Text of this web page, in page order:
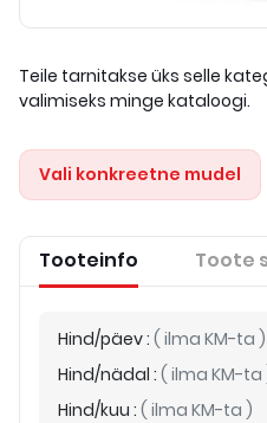
Teile tarnitakse üks selle
valimiseks minge kataloogi.
Vali konkreetne mudel
Tooteinfo Toote
Hind/päev: ( ilma KM-ta )
Hind/nädal : ( ilma KM-ta
Hind/kuu : ( ilma KM-ta )